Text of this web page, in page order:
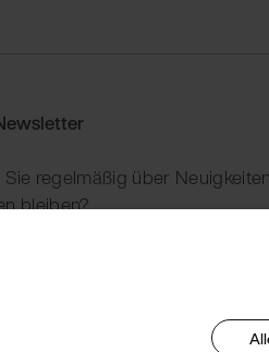
regelmäßig über
bleiben?